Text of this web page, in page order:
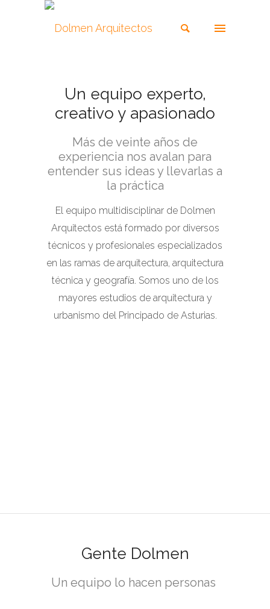
Un equipo experto,
creativo y apasionado
Más de veinte años de
experiencia nos avalan para
entender sus ideas y llevarlas a
la práctica
El equipo multidisciplinar de Dolmen
Arquitectos está formado por diversos
técnicos y profesionales especializados
en las ramas de arquitectura, arquitectura
técnica y geografía. Somos uno de los
mayores estudios de arquitectura y
urbanismo del Principado de Asturias.
Gente Dolmen
Un equipo lo hacen personas